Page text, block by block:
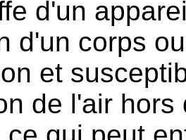
d'un
d'un corps
et
de l'air